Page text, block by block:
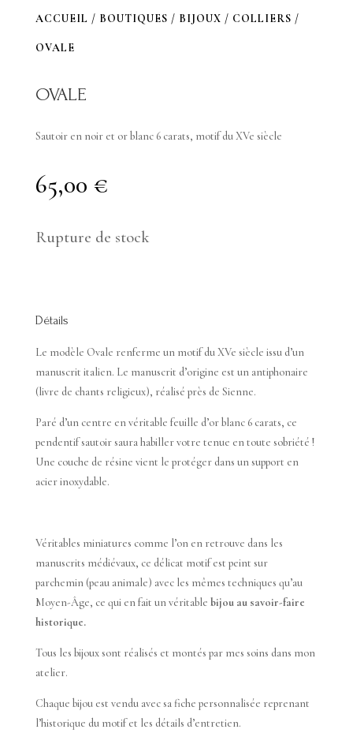
ACCUEIL / BOUTIQUES / BIJOUX / COLLIERS /
OVALE
OVALE
Sautoir en noir et or blanc 6 carats, motif du XVe siècle
65,00 €
Rupture de stock
Détails
Le modèle Ovale renferme un motif du XVe siècle issu d’un
manuscrit italien. Le manuscrit d’origine est un antiphonaire
(livre de chants religieux), réalisé près de Sienne.
Paré d’un centre en véritable feuille d’or blanc 6 carats, ce
pendentif sautoir saura habiller votre tenue en toute sobriété !
Une couche de résine vient le protéger dans un support en
acier inoxydable.
Véritables miniatures comme l’on en retrouve dans les
manuscrits médiévaux, ce délicat motif est peint sur
parchemin (peau animale) avec les mêmes techniques qu’au
Moyen-Âge, ce qui en fait un véritable bijou au savoir-faire
historique.
Tous les bijoux sont réalisés et montés par mes soins dans mon
atelier.
Chaque bijou est vendu avec sa fiche personnalisée reprenant
l’historique du motif et les détails d’entretien.